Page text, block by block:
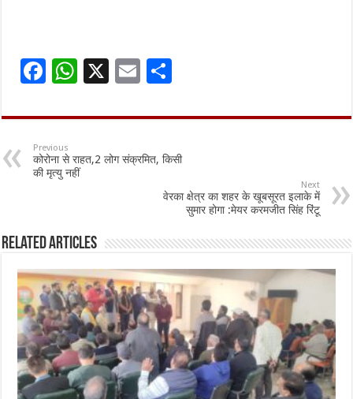
F
e
b
o
W
at
p
X
E
ai
l
ar
e
Previous
कोरोना से राहत,2 लोग संक्रमित, किसी
की मृत्यु नहीं
Next
वेरका क्षेत्र का शहर के खूबसूरत इलाके में
सुमार होगा :मेयर करमजीत सिंह रिंटू
Related Articles